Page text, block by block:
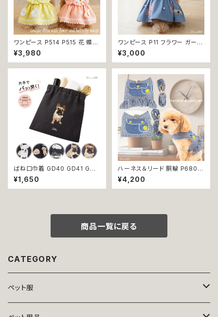
ワンピース P514 P515 花 蝶
ハンドメイド ピンク イエローグ
リーン レース ドッグウェア 春夏
ドッグウエア ドッグ ウェア 犬 猫
の洋服 猫の洋服 春 夏 洋服 女
の子 小型 おしゃれ かわいい 送
料無料 返品交換不可
¥3,980
ワンピース P11 フラワー ガーリ
ー かわいい ドッグウェア dog
犬 猫 ペット 服 犬服 猫服 小型
犬 返品交換不可
¥3,000
ばね口巾着 GD40 GD41 GD4
2 GD43 GD44 わんこポーチ
ポーチ デニム コットン チワワ柄
トイプードル柄 フレンチブルドッ
¥1,650
ハーネス＆リード 胴輪 P680 P
681 ハーネス リード 一体型 セ
ット 引っ張り防止 お出掛け 散
歩 ドッグウエア 犬 猫 ペット 服
¥4,200
商品一覧に戻る
CATEGORY
ペット服